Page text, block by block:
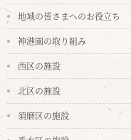
地域の皆さまへのお役立ち
神港園の取り組み
西区の施設
北区の施設
須磨区の施設